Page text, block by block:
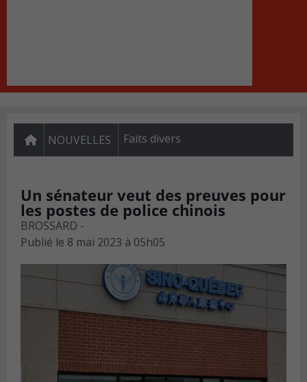
NOUVELLES Faits divers
Un sénateur veut des preuves pour
les postes de police chinois
BROSSARD -
Publié le 8 mai 2023 à 05h05